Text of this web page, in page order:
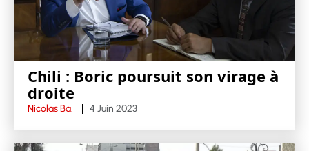
Chili : Boric poursuit son virage à
droite
Nicolas Ba. 4 Juin 2023